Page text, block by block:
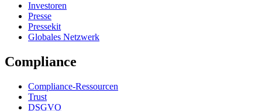
Investoren
Presse
Pressekit
Globales Netzwerk
Compliance
Compliance-Ressourcen
Trust
DSGVO